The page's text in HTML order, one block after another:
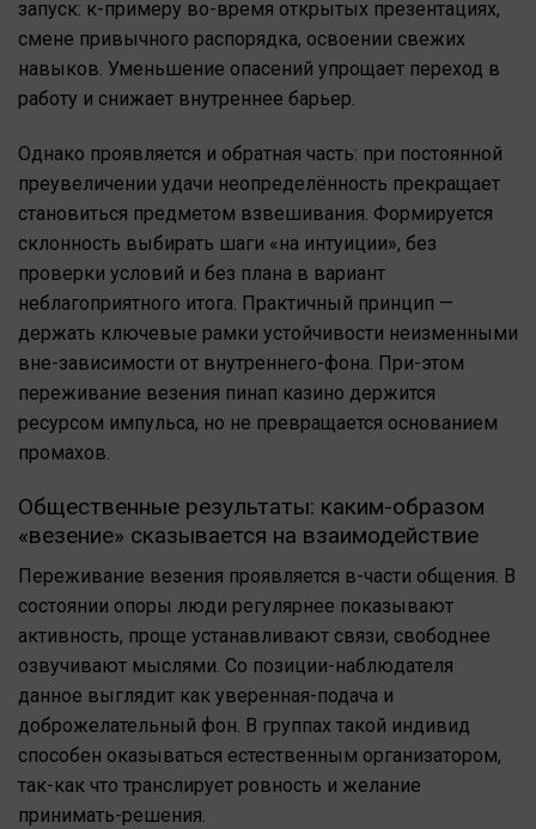
запуск: к-примеру во-время открытых презентациях,
смене привычного распорядка, освоении свежих
навыков. Уменьшение опасений упрощает переход в
работу и снижает внутреннее барьер.
Однако проявляется и обратная часть: при постоянной
преувеличении удачи неопределённость прекращает
становиться предметом взвешивания. Формируется
склонность выбирать шаги «на интуиции», без
проверки условий и без плана в вариант
неблагоприятного итога. Практичный принцип —
держать ключевые рамки устойчивости неизменными
вне-зависимости от внутреннего-фона. При-этом
переживание везения пинап казино держится
ресурсом импульса, но не превращается основанием
промахов.
Общественные результаты: каким-образом
«везение» сказывается на взаимодействие
Переживание везения проявляется в-части общения. В
состоянии опоры люди регулярнее показывают
активность, проще устанавливают связи, свободнее
озвучивают мыслями. Со позиции-наблюдателя
данное выглядит как уверенная-подача и
доброжелательный фон. В группах такой индивид
способен оказываться естественным организатором,
так-как что транслирует ровность и желание
принимать-решения.